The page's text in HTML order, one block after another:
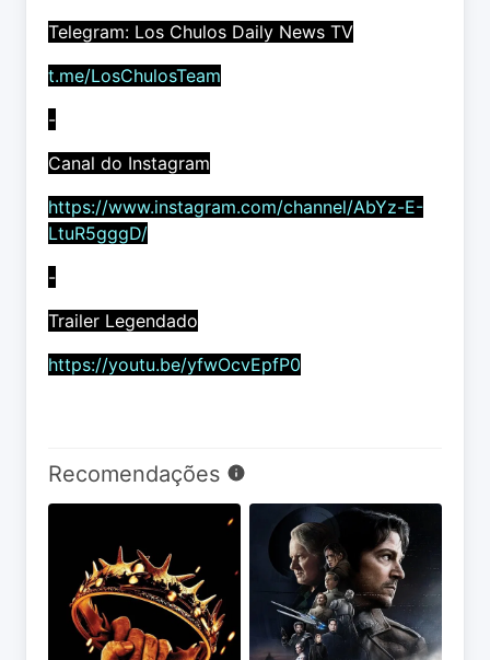
Telegram: Los Chulos Daily News TV
t.me/LosChulosTeam
-
Canal do Instagram
https://www.instagram.com/channel/AbYz-E-
LtuR5gggD/
-
Trailer Legendado
https://youtu.be/yfwOcvEpfP0
Recomendações